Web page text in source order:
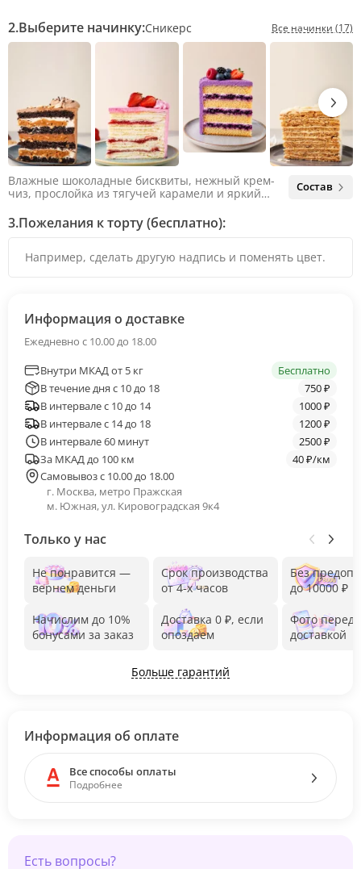
2.Выберите начинку:Сникерс Все начинки (17)
Влажные шоколадные бисквиты, нежный крем-
чиз, прослойка из тягучей карамели и яркий
яркий вкус шоколада и тягучей карамели, не
оставляя ни единого шанса остаться
Состав
3.Пожелания к торту (бесплатно):
Информация о доставке
Ежедневно с 10.00 до 18.00
Внутри МКАД от 5 кг
Бесплатно
В течение дня с 10 до 18
750 ₽
В интервале с 10 до 14
1000 ₽
В интервале с 14 до 18
1200 ₽
В интервале 60 минут
2500 ₽
За МКАД до 100 км
40 ₽/км
Самовывоз с 10.00 до 18.00
г. Москва, метро Пражская
м. Южная, ул. Кировоградская 9к4
Только у нас
Не понравится —
вернем деньги
Начислим до 10%
бонусами за заказ
Срок производства
от 4-х часов
Доставка 0 ₽, если
опоздаем
Без
до 10000 ₽
Фото перед
доставкой
Больше гарантий
Информация об оплате
Все способы оплаты
Подробнее
Есть вопросы?